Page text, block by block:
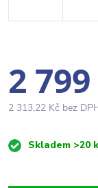
2
2 313,22 Kč bez
MěrnáSkladem >20